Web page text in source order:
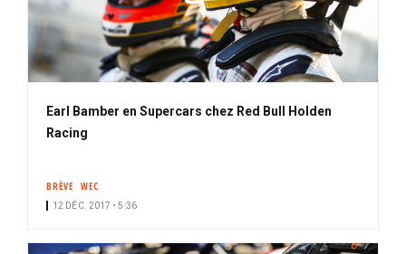
Earl Bamber en Supercars chez Red Bull Holden
Racing
BRÈVE WEC
12 DÉC. 2017 • 5:36